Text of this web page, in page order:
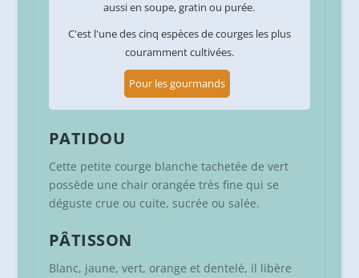
aussi en soupe, gratin ou purée.
C'est l'une des cinq espèces de courges les plus
couramment cultivées.
Pour les gourmands
PATIDOU
Cette petite courge blanche tachetée de vert
possède une chair orangée très fine qui se
déguste crue ou cuite, sucrée ou salée.
PÂTISSON
Blanc, jaune, vert, orange et dentelé, il libère